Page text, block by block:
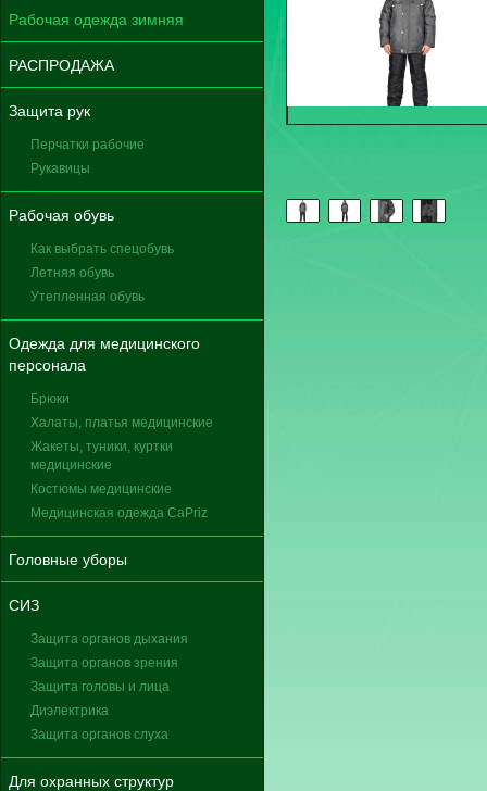
Рабочая одежда зимняя
РАСПРОДАЖА
Защита рук
Перчатки рабочие
Рукавицы
Рабочая обувь
Как выбрать спецобувь
Летняя обувь
Утепленная обувь
Одежда для медицинского
персонала
Брюки
Халаты, платья медицинские
Жакеты, туники, куртки
медицинские
Костюмы медицинские
Медицинская одежда CaPriz
Головные уборы
СИЗ
Защита органов дыхания
Защита органов зрения
Защита головы и лица
Диэлектрика
Защита органов слуха
Для охранных структур